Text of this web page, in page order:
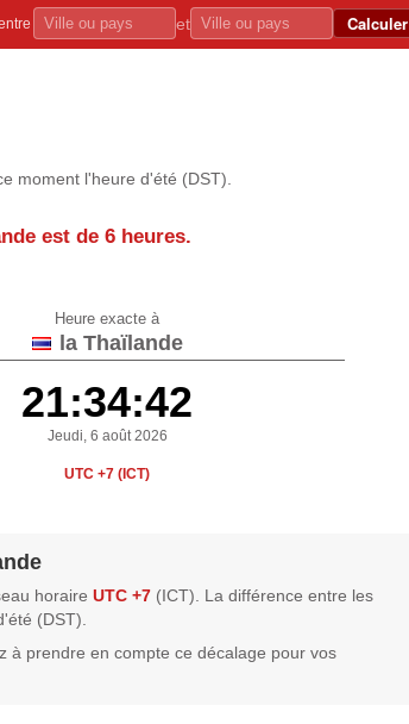
et Calculer
moment l'heure d'été (DST).
est de 6 heures.
Heure exacte à
la Thaïlande
21:34:42
Jeudi, 6 août 2026
UTC +7 (ICT)
horaire UTC +7 (ICT). La différence entre les
(DST).
à prendre en compte ce décalage pour vos